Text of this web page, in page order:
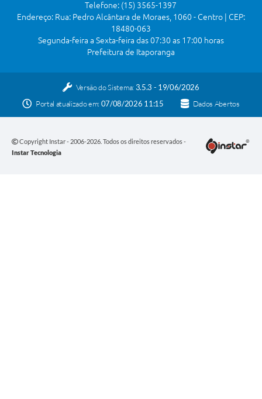
Telefone: (15) 3565-1397
Endereço: Rua: Pedro Alcântara de Moraes, 1060 - Centro | CEP:
18480-063
Segunda-feira a Sexta-feira das 07:30 as 17:00 horas
Prefeitura de Itaporanga
Versão do Sistema: 3.5.3 - 19/06/2026
Portal atualizado em: 07/08/2026 11:15 Dados Abertos
Copyright Instar - 2006-2026. Todos os direitos reservados -
Instar Tecnologia